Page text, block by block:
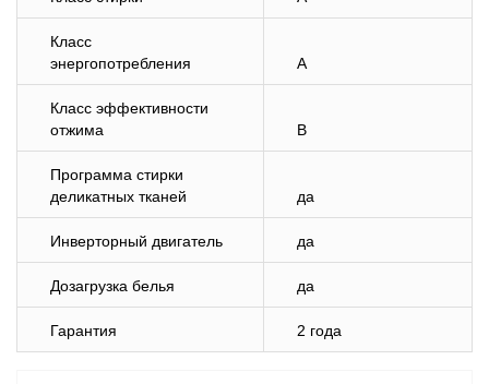
Класс
энергопотребления
A
Класс эффективности
отжима
B
Программа стирки
деликатных тканей
да
Инверторный двигатель да
Дозагрузка белья да
Гарантия 2 года